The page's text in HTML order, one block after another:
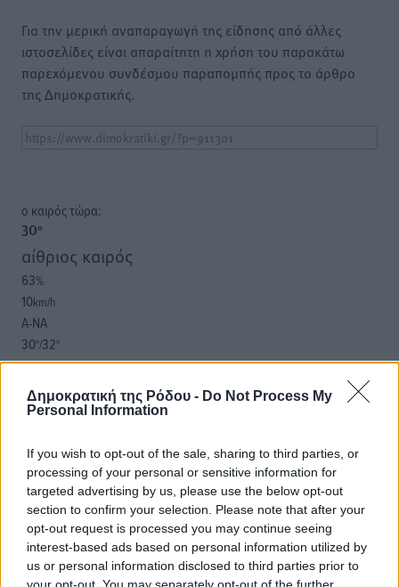
Δημοκρατική της Ρόδου - Do Not Process My
Personal Information
If you wish to opt-out of the sale, sharing to third parties, or
processing of your personal or sensitive information for
targeted advertising by us, please use the below opt-out
section to confirm your selection. Please note that after your
opt-out request is processed you may continue seeing
interest-based ads based on personal information utilized by
us or personal information disclosed to third parties prior to
your opt-out. You may separately opt-out of the further
Για την μερική αναπαραγωγή της είδησης από άλλες
ιστοσελίδες είναι απαραίτητη η χρήση του παρακάτω
παρεχόμενου συνδέσμου παραπομπής προς το άρθρο
της Δημοκρατικής.
o καιρός τώρα:
30°
αίθριος καιρός
63%
10km/h
Α-ΝΑ
30°/32°
06:19
20:05
πρόγνωση:
ΔΕ
29°
ΤΡ
29°
ΤΕ
29
ΠΕ